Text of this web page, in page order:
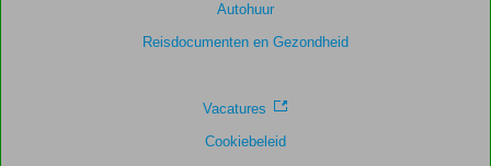
Autohuur
Reisdocumenten en Gezondheid
Vacatures
Cookiebeleid